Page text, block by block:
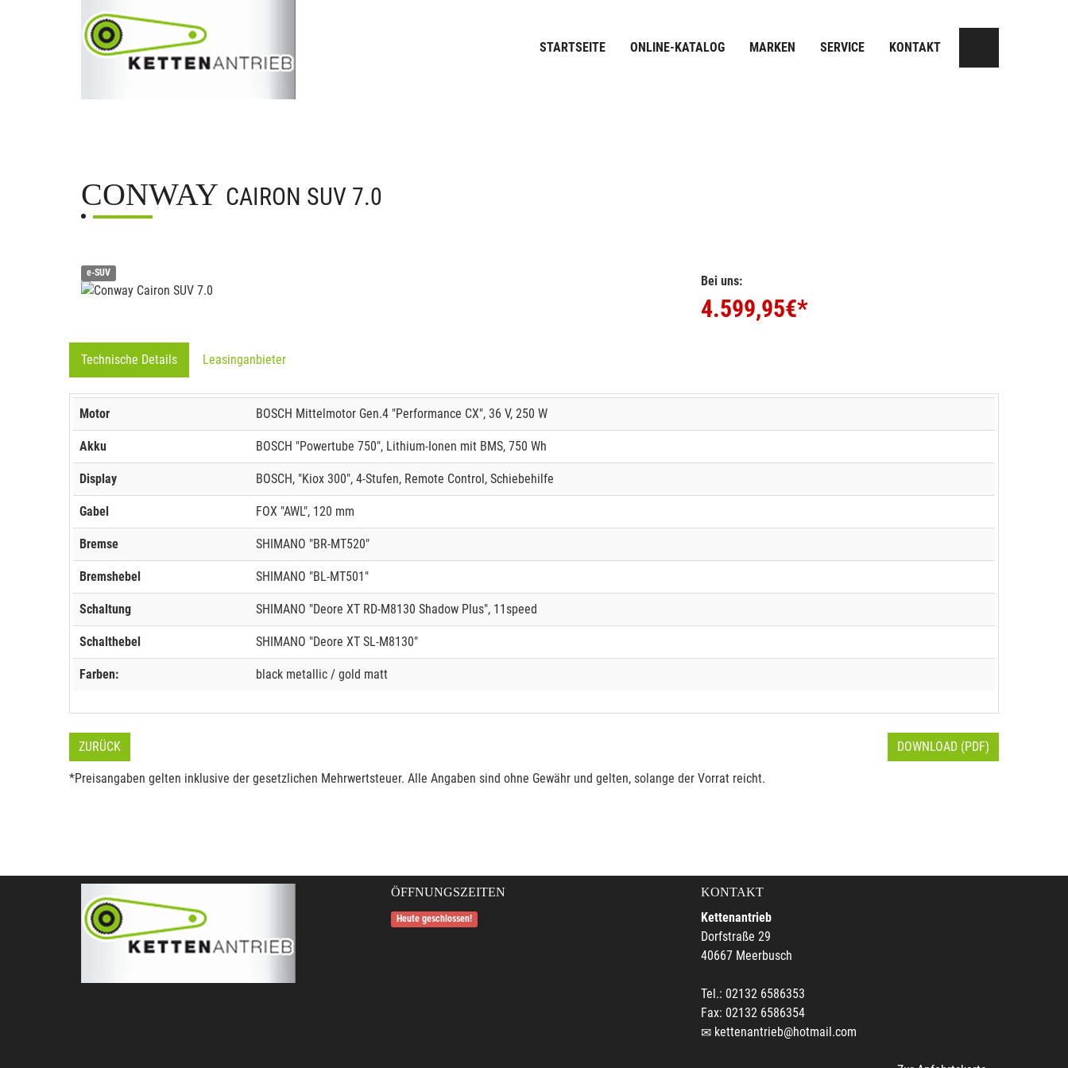
STARTSEITE ONLINE-KATALOG MARKEN SERVICE KONTAKT
CONWAY CAIRON SUV 7.0
e-SUV
Bei uns:
4.599,95€*
Technische Details Leasinganbieter
Motor BOSCH Mittelmotor Gen.4 "Performance CX", 36 V, 250 W
Akku BOSCH "Powertube 750", Lithium-Ionen mit BMS, 750 Wh
Display BOSCH, "Kiox 300", 4-Stufen, Remote Control, Schiebehilfe
Gabel FOX "AWL", 120 mm
Bremse SHIMANO "BR-MT520"
Bremshebel SHIMANO "BL-MT501"
Schaltung SHIMANO "Deore XT RD-M8130 Shadow Plus", 11speed
Schalthebel SHIMANO "Deore XT SL-M8130"
Farben: black metallic / gold matt
ZURÜCK DOWNLOAD (PDF)
*Preisangaben gelten inklusive der gesetzlichen Mehrwertsteuer. Alle Angaben sind ohne Gewähr und gelten, solange der Vorrat reicht.
ÖFFNUNGSZEITEN
Heute geschlossen!
KONTAKT
Kettenantrieb
Dorfstraße 29
40667 Meerbusch
Tel.: 02132 6586353
Fax: 02132 6586354
kettenantrieb@hotmail.com